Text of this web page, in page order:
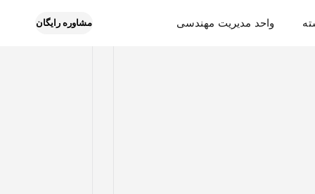
واحد مدیریت مهندسی مشاوره رایگان